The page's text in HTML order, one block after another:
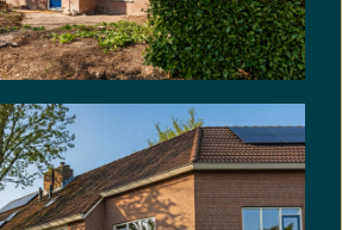
wat betekent dat de eisen die
gesteld mogen worden
dan bij nieuwe woningen. In
6.3. van deze koopakte komt
dele ontbreken van een of meer
de onroerende zaak voor
gebruik en het eventueel
van de zaak aan
rekening en risico van koper.